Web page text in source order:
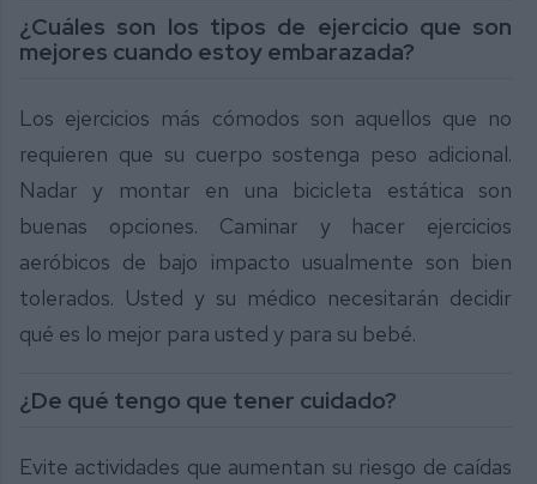
¿Cuáles son los tipos de ejercicio que son
mejores cuando estoy embarazada?
Los ejercicios más cómodos son aquellos que no
requieren que su cuerpo sostenga peso adicional.
Nadar y montar en una bicicleta estática son
buenas opciones. Caminar y hacer ejercicios
aeróbicos de bajo impacto usualmente son bien
tolerados. Usted y su médico necesitarán decidir
qué es lo mejor para usted y para su bebé.
¿De qué tengo que tener cuidado?
Evite actividades que aumentan su riesgo de caídas